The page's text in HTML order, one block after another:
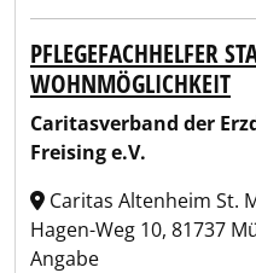
PFLEGEFACHHELFER
WOHNMÖGLICHKEIT
Caritasverband der
Freising e.V.
Caritas Altenheim St.
Hagen-Weg 10, 81737
Angabe